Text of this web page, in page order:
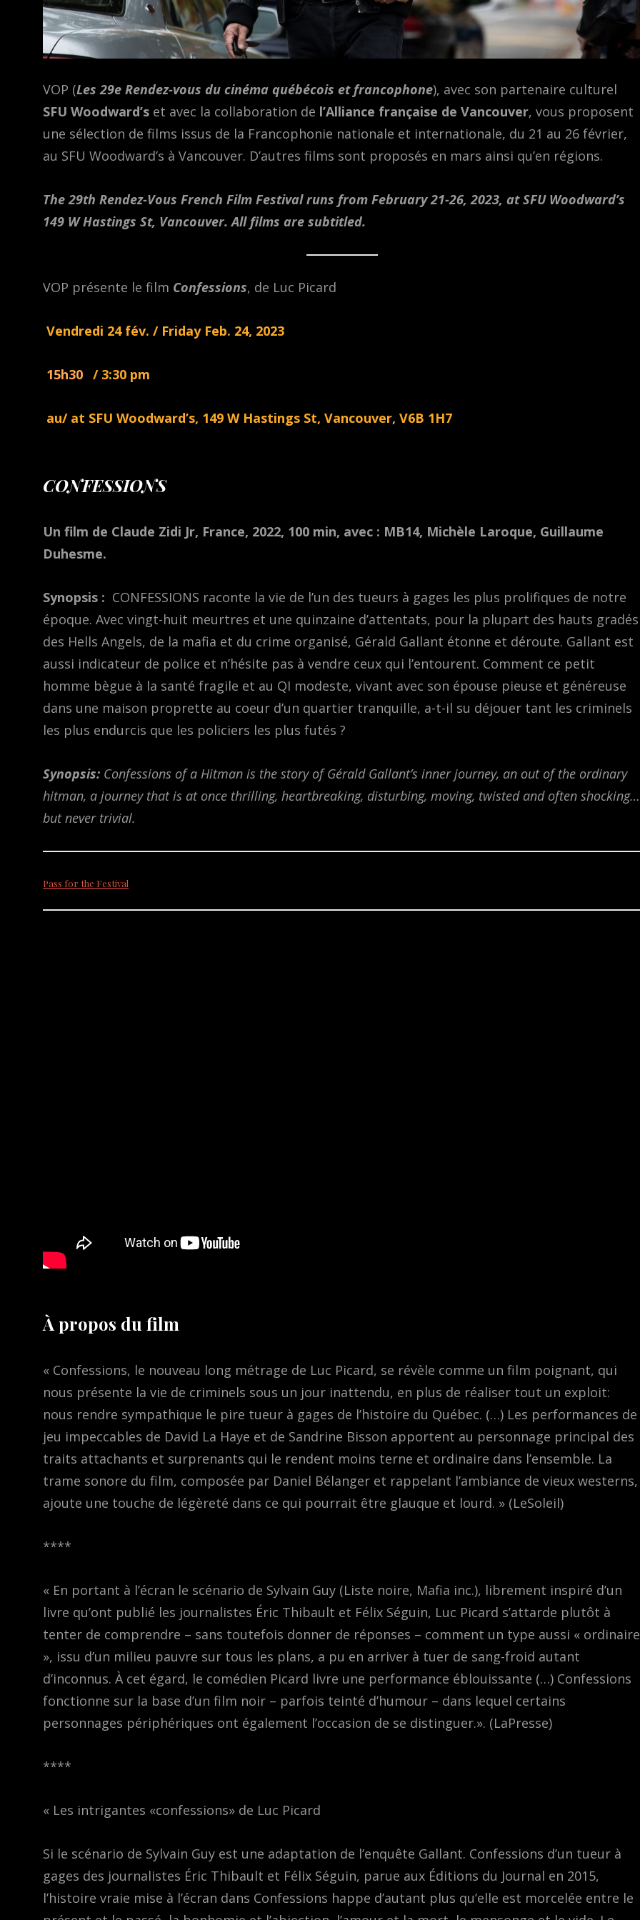
VOP (Les 29e Rendez-vous du cinéma québécois et francophone), avec son partenaire culturel
SFU Woodward’s et avec la collaboration de l’Alliance française de Vancouver, vous proposent
une sélection de films issus de la Francophonie nationale et internationale, du 21 au 26 février,
au SFU Woodward’s à Vancouver. D’autres films sont proposés en mars ainsi qu’en régions.
The 29th Rendez-Vous French Film Festival runs from February 21-26, 2023, at SFU Woodward’s
149 W Hastings St, Vancouver. All films are subtitled.
VOP présente le film Confessions, de Luc Picard
Vendredi 24 fév. / Friday Feb. 24, 2023
15h30 / 3:30 pm
au/ at SFU Woodward’s, 149 W Hastings St, Vancouver, V6B 1H7
CONFESSIONS
Un film de Claude Zidi Jr, France, 2022, 100 min, avec : MB14, Michèle Laroque, Guillaume
Duhesme.
Synopsis : CONFESSIONS raconte la vie de l’un des tueurs à gages les plus prolifiques de notre
époque. Avec vingt-huit meurtres et une quinzaine d’attentats, pour la plupart des hauts gradés
des Hells Angels, de la mafia et du crime organisé, Gérald Gallant étonne et déroute. Gallant est
aussi indicateur de police et n’hésite pas à vendre ceux qui l’entourent. Comment ce petit
homme bègue à la santé fragile et au QI modeste, vivant avec son épouse pieuse et généreuse
dans une maison proprette au coeur d’un quartier tranquille, a-t-il su déjouer tant les criminels
les plus endurcis que les policiers les plus futés ?
Synopsis: Confessions of a Hitman is the story of Gérald Gallant’s inner journey, an out of the ordinary
hitman, a journey that is at once thrilling, heartbreaking, disturbing, moving, twisted and often shocking…
but never trivial.
Pass for the Festival
À propos du film
« Confessions, le nouveau long métrage de Luc Picard, se révèle comme un film poignant, qui
nous présente la vie de criminels sous un jour inattendu, en plus de réaliser tout un exploit:
nous rendre sympathique le pire tueur à gages de l’histoire du Québec. (…) Les performances de
jeu impeccables de David La Haye et de Sandrine Bisson apportent au personnage principal des
traits attachants et surprenants qui le rendent moins terne et ordinaire dans l’ensemble. La
trame sonore du film, composée par Daniel Bélanger et rappelant l’ambiance de vieux westerns,
ajoute une touche de légèreté dans ce qui pourrait être glauque et lourd. » (LeSoleil)
****
« En portant à l’écran le scénario de Sylvain Guy (Liste noire, Mafia inc.), librement inspiré d’un
livre qu’ont publié les journalistes Éric Thibault et Félix Séguin, Luc Picard s’attarde plutôt à
tenter de comprendre – sans toutefois donner de réponses – comment un type aussi « ordinaire
», issu d’un milieu pauvre sur tous les plans, a pu en arriver à tuer de sang-froid autant
d’inconnus. À cet égard, le comédien Picard livre une performance éblouissante (…) Confessions
fonctionne sur la base d’un film noir – parfois teinté d’humour – dans lequel certains
personnages périphériques ont également l’occasion de se distinguer.». (LaPresse)
****
« Les intrigantes «confessions» de Luc Picard
Si le scénario de Sylvain Guy est une adaptation de l’enquête Gallant. Confessions d’un tueur à
gages des journalistes Éric Thibault et Félix Séguin, parue aux Éditions du Journal en 2015,
l’histoire vraie mise à l’écran dans Confessions happe d’autant plus qu’elle est morcelée entre le